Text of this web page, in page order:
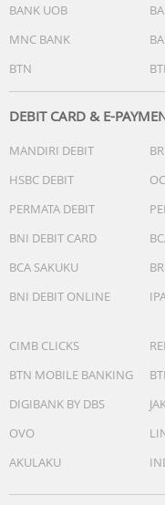
BANK UOB
MNC BANK
BTN
DEBIT CARD & E-
MANDIRI DEBIT
HSBC DEBIT
PERMATA DEBIT
BNI DEBIT CARD
BCA SAKUKU
BNI DEBIT ONLINE
CIMB CLICKS
BTN MOBILE BANKING
DIGIBANK BY DBS
OVO
AKULAKU